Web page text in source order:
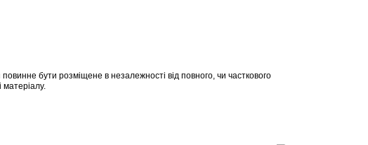
бути розміщене в незалежності від повного, чи часткового
матеріалу.